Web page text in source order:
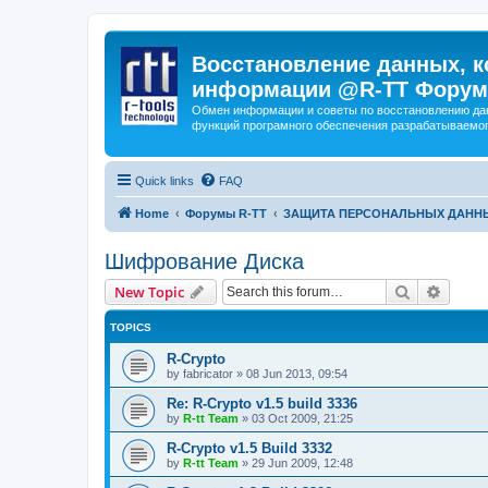
Восстановление данных,
информации @R-TT Форум
Обмен информации и советы по восстановлению
функций програмного обеспечения
Quick links FAQ
Home Форумы R-TT ЗАЩИТА ПЕРСОНАЛЬНЫХ
Шифрование Диска
New Topic Search
TOPICS
R-Crypto
by fabricator » 08 Jun 2013, 09:54
Re: R-Crypto v1.5 build 3336
by R-tt Team » 03 Oct 2009, 21:25
R-Crypto v1.5 Build 3332
by R-tt Team » 29 Jun 2009, 12:48